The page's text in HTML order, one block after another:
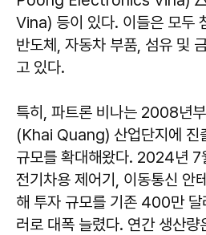
Vina) 등이 있다. 이들은 모두
반도체, 자동차 부품, 섬유 및
고 있다.
특히, 파트론 비나는 2008년
(Khai Quang) 산업단지에 진
규모를 확대해왔다. 2024년 7
전기차용 제어기, 이동통신 안
해 투자 규모를 기존 400만
러로 대폭 늘렸다. 연간 생산